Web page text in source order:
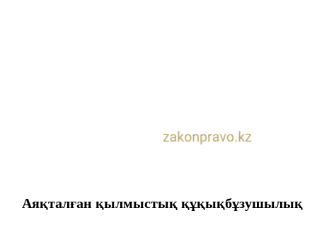
Аяқталған қылмыстық құқықбұзушылық